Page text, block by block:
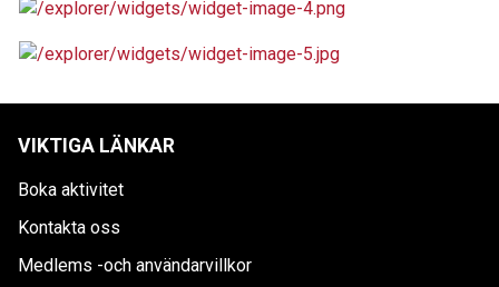
VIKTIGA LÄNKAR
Boka aktivitet
Kontakta oss
Medlems -och användarvillkor